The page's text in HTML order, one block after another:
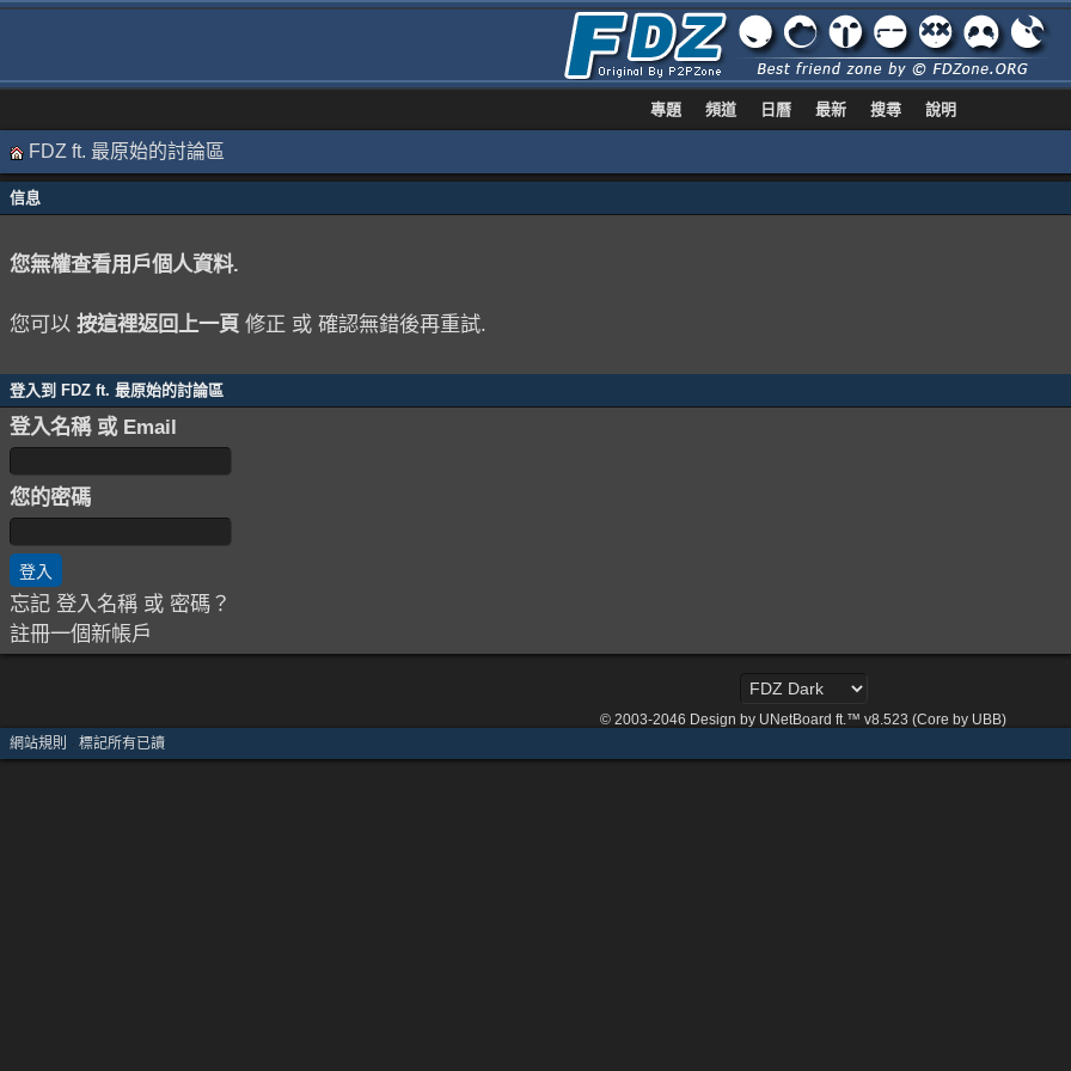
專題 頻道 日曆 最新 搜尋 說明
FDZ ft. 最原始的討論區
信息
您無權查看用戶個人資料.
您可以 按這裡返回上一頁 修正 或 確認無錯後再重試.
登入到 FDZ ft. 最原始的討論區
登入名稱 或 Email
您的密碼
忘記 登入名稱 或 密碼？
註冊一個新帳戶
© 2003-2046 Design by UNetBoard ft.™ v8.523 (Core by UBB)
網站規則 · 標記所有已讀